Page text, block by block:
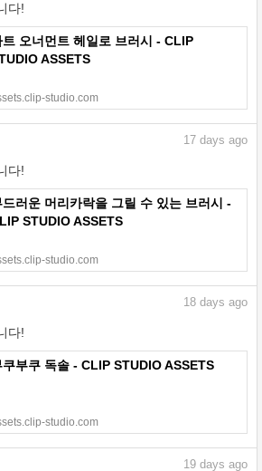
다!
트 오너먼트 헤일로 브러시 - CLIP
ASSETS
studio.com
다!
17 days ago
드러운 머리카락을 그릴 수 있는 브러시 -
STUDIO ASSETS
studio.com
다!
18 days ago
쿠부쿠 독솔 - CLIP STUDIO ASSETS
studio.com
19 days ago